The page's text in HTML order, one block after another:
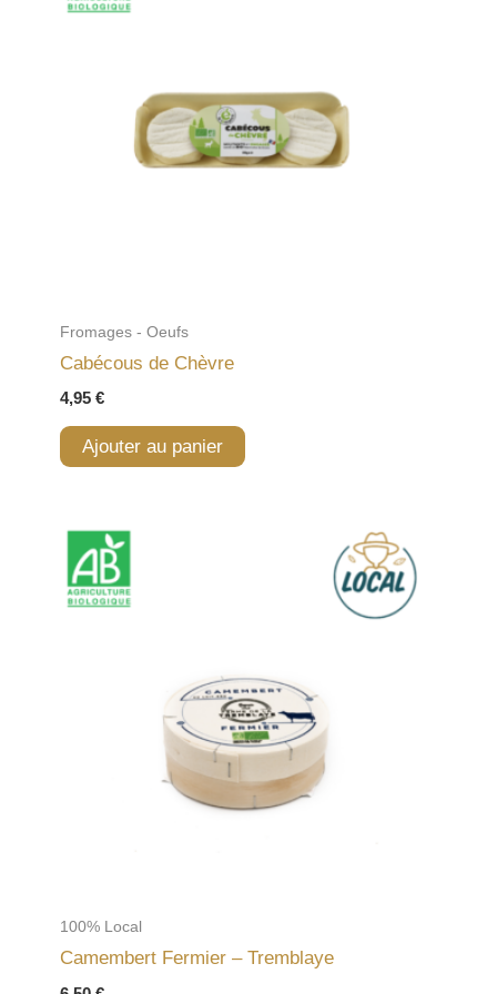
Fromages - Oeufs
Cabécous de Chèvre
4,95 €
Ajouter au panier
100% Local
Camembert Fermier – Tremblaye